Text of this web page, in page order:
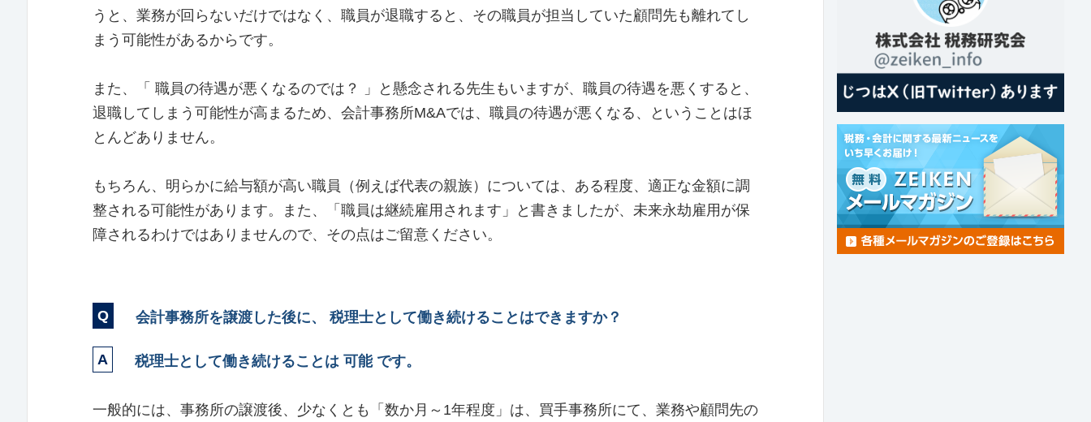
うと、業務が回らないだけではなく、職員が退職すると、その職員が担当していた顧問先も離れてし
まう可能性があるからです。
また、「 職員の待遇が悪くなるのでは？ 」と懸念される先生もいますが、職員の待遇を悪くすると、
退職してしまう可能性が高まるため、会計事務所M&Aでは、職員の待遇が悪くなる、ということはほ
とんどありません。
もちろん、明らかに給与額が高い職員（例えば代表の親族）については、ある程度、適正な金額に調
整される可能性があります。また、「職員は継続雇用されます」と書きましたが、未来永劫雇用が保
障されるわけではありませんので、その点はご留意ください。
会計事務所を譲渡した後に、 税理士として働き続けることはできますか？
税理士として働き続けることは 可能 です。
一般的には、事務所の譲渡後、少なくとも「数か月～1年程度」は、買手事務所にて、業務や顧問先の